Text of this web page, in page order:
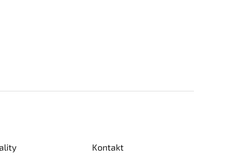
Kontakt